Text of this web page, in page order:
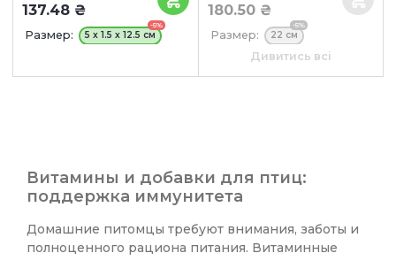
137.48 ₴
Размер:
-5%
5 x 1.5 x 12.5 см
180.50 ₴
Размер:
-5%
22 см
Оранжевый
Дивитись всі
Витамины и добавки для птиц:
поддержка иммунитета
Домашние питомцы требуют внимания, заботы и
полноценного рациона питания. Витаминные